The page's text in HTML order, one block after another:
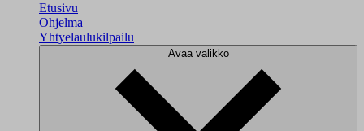
Etusivu
Ohjelma
Yhtyelaulukilpailu
Avaa valikko